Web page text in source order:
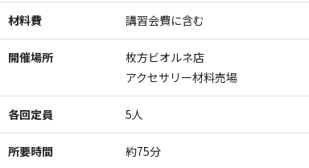
材料費 講習会費に含む
開催場所
枚方ビオルネ店
アクセサリー材料売場
各回定員 5人
所要時間
約75分